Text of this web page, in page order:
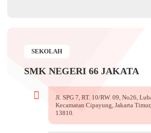
SEKOLAH
SMK NEGERI 66 JAKATA
Jl. SPG 7, RT. 10/RW. 09, No26,
Kecamatan Cipayung, Jakarta
13810.